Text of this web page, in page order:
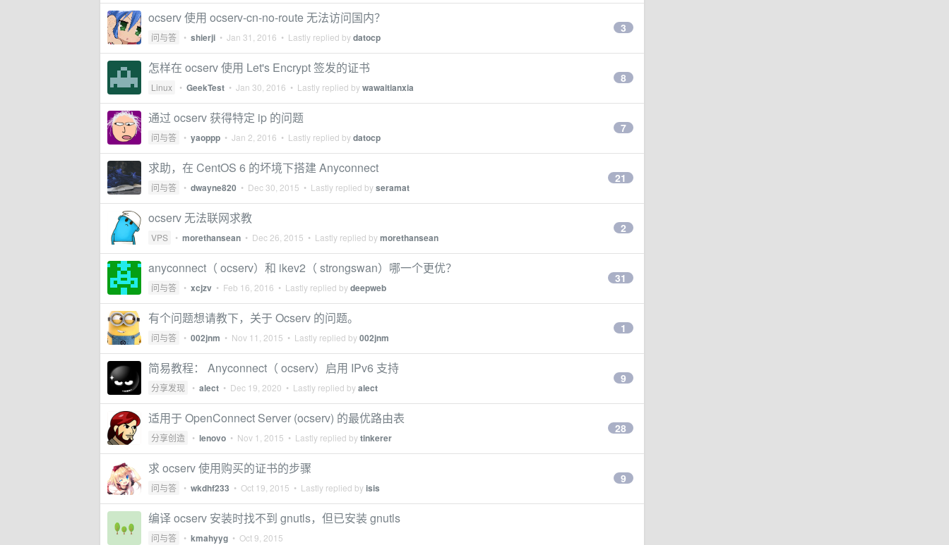
ocserv 使用 ocserv-cn-no-route 无法访问国内？
问与答 • shierji • Jan 31, 2016 • Lastly replied bydatocp
3
怎样在 ocserv 使用 Let's Encrypt 签发的证书
Linux • GeekTest • Jan 30, 2016 • Lastly replied bywawaitianxia
8
通过 ocserv 获得特定 ip 的问题
问与答 • yaoppp • Jan 2, 2016 • Lastly replied bydatocp
7
求助，在 CentOS 6 的坏境下搭建 Anyconnect
问与答 • dwayne820 • Dec 30, 2015 • Lastly replied byseramat
21
ocserv 无法联网求教
VPS • morethansean • Dec 26, 2015 • Lastly replied bymorethansean
2
anyconnect（ ocserv）和 ikev2（ strongswan）哪一个更优？
问与答 • xcjzv • Feb 16, 2016 • Lastly replied bydeepweb
31
有个问题想请教下，关于 Ocserv 的问题。
问与答 • 002jnm • Nov 11, 2015 • Lastly replied by002jnm
1
简易教程： Anyconnect（ ocserv）启用 IPv6 支持
分享发现 • alect • Dec 19, 2020 • Lastly replied byalect
9
适用于 OpenConnect Server (ocserv) 的最优路由表
分享创造 • lenovo • Nov 1, 2015 • Lastly replied bytinkerer
28
求 ocserv 使用购买的证书的步骤
问与答 • wkdhf233 • Oct 19, 2015 • Lastly replied byisis
9
编译 ocserv 安装时找不到 gnutls，但已安装 gnutls
问与答 • kmahyyg • Oct 9, 2015